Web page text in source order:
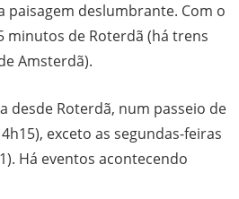
paisagem deslumbrante. Com o
minutos de Roterdã (há trens
Amsterdã).
desde Roterdã, num passeio de
exceto as segundas-feiras
Há eventos acontecendo